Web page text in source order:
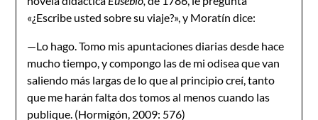
«¿Escribe usted sobre su viaje?», y Moratín dice:
—Lo hago. Tomo mis apuntaciones diarias desde hace
mucho tiempo, y compongo las de mi odisea que van
saliendo más largas de lo que al principio creí, tanto
que me harán falta dos tomos al menos cuando las
publique. (Hormigón, 2009: 576)